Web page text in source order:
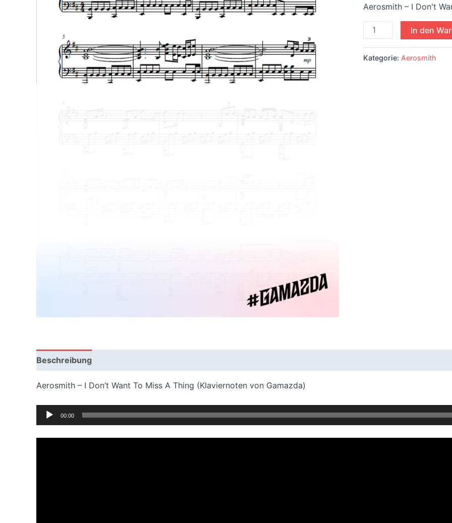
auf
Aerosmith – I Don't
In den
Kategorie: Aerosmith
Beschreibung
Aerosmith – I Don’t Want To Miss A Thing (Klaviernoten von Gamazda)
Audio
Player
00:00